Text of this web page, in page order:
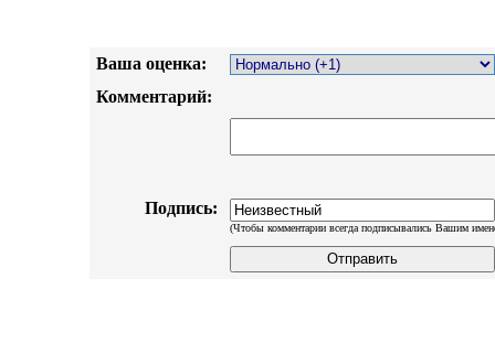
Ваша оценка:
Комментарий:
Подпись:
(Чтобы комментарии всегда подписывались Вашим